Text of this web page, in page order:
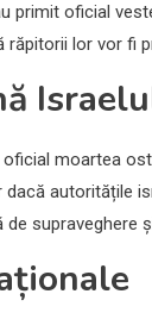
primit oficial
lor vor fi
moartea
dacă autoritățile
supraveghere